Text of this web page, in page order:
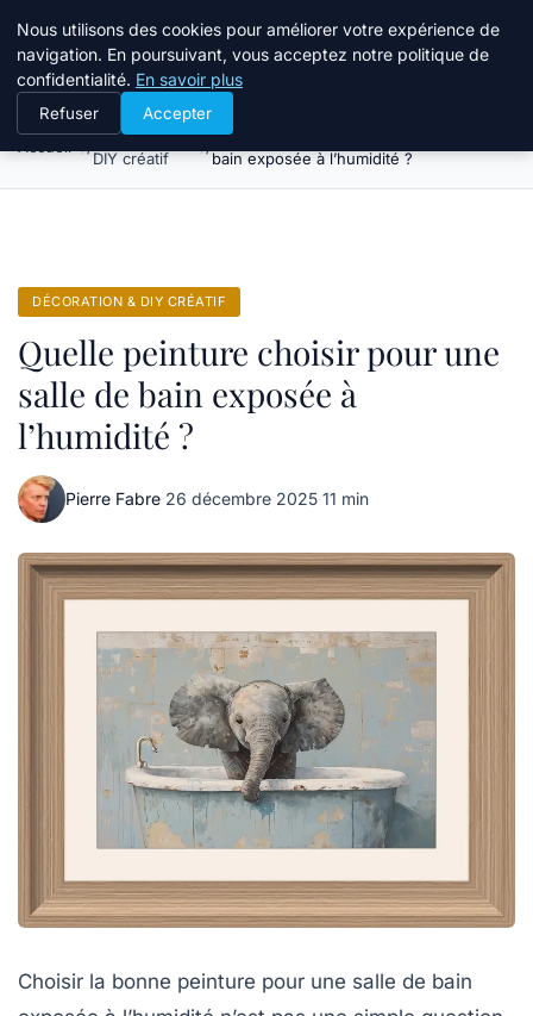
Atelier Designers
Décoration &
DIY créatif
Quelle peinture choisir pour une salle de
bain exposée à l’humidité ?
DÉCORATION & DIY CRÉATIF
Quelle peinture choisir pour une
salle de bain exposée à
l’humidité ?
Pierre Fabre·26 décembre 2025·11 min
Choisir la bonne peinture pour une salle de bain
Nous utilisons des cookies pour améliorer votre expérience de
navigation. En poursuivant, vous acceptez notre politique de
confidentialité. En savoir plus
Refuser Accepter